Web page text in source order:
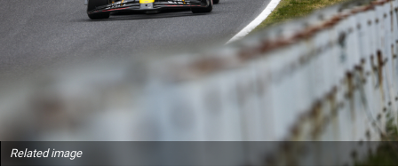
Related image